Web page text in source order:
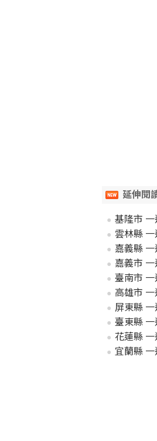
延伸閱
基隆市
雲林縣
嘉義縣
嘉義市
臺南市
高雄市
屏東縣
臺東縣
花蓮縣
宜蘭縣